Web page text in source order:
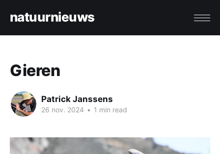
natuurnieuws
Gieren
Patrick Janssens
26 nov. 2024 • 1 min read